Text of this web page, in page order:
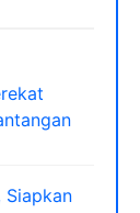
Siapkan